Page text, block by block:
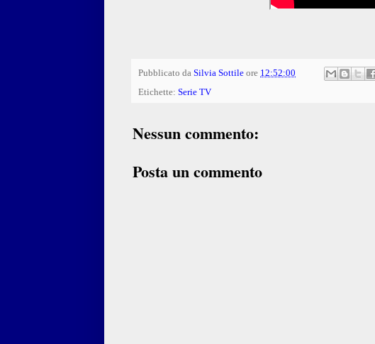
Pubblicato da Silvia Sottile ore 12:52:00
Etichette: Serie TV
Nessun commento:
Posta un commento